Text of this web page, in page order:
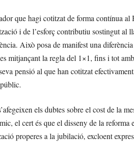
que hagi cotitzat de forma contínua
i de l’esforç contributiu sostingut
Això posa de manifest una
mitjançant la regla del 1×1, fins i tot
pensió al que han cotitzat
els dubtes sobre el cost de la
el cert és que el disseny de la
properes a la jubilació, excloent